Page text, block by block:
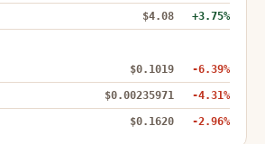
$4.08 +3.75%
$0.1019 -6.39%
$0.00235971 -4.31%
$0.1620 -2.96%